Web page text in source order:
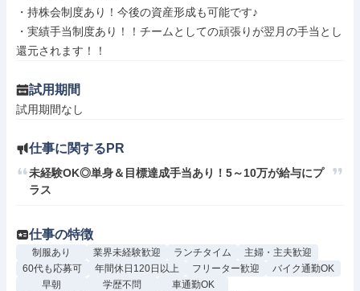
・持株会制度あり！今後の資産形成も可能です♪
・実績手当制度あり！！チームとしての頑張りが翌月の手当とし
還元されます！！
試用期間
試用期間なし
仕事に関するPR
未経験OK◎単身＆目標達成手当あり！5～10万が給与にプ
ラス
仕事の特徴
制服あり 業界未経験歓迎 ランチタイム
主婦・主夫歓迎
60代も応募可
年間休日120日以上 フリーター歓迎
バイク通勤OK
早朝
学歴不問
車通勤OK